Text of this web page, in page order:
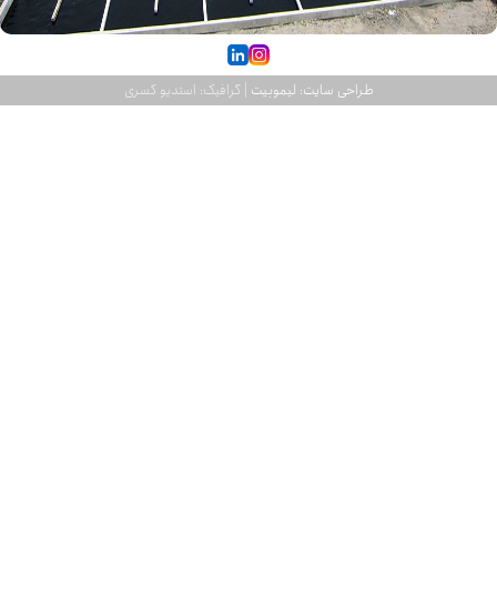
طراحی سایت: لیموبیت | گرافیک: استدیو کسری